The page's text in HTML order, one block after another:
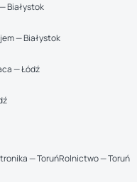
Białystok
— Białystok
— Łódź
— ToruńRolnictwo — Toruń